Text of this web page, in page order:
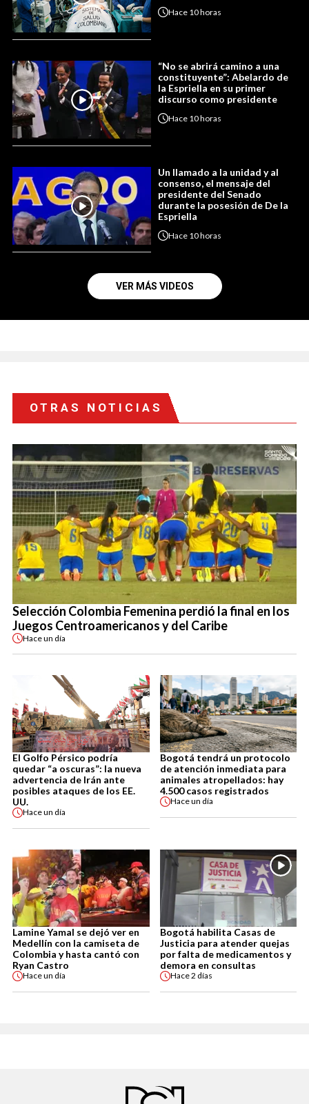
Hace 10 horas
“No se abrirá camino a una
constituyente”: Abelardo de
la Espriella en su primer
discurso como presidente
Hace 10 horas
Un llamado a la unidad y al
consenso, el mensaje del
presidente del Senado
durante la posesión de De la
Espriella
Hace 10 horas
VER MÁS VIDEOS
OTRAS NOTICIAS
Selección Colombia Femenina perdió la final en los
Juegos Centroamericanos y del Caribe
Haceun día
El Golfo Pérsico podría
quedar “a oscuras”: la nueva
advertencia de Irán ante
posibles ataques de los EE.
UU.
Haceun día
Bogotá tendrá un protocolo
de atención inmediata para
animales atropellados: hay
4.500 casos registrados
Haceun día
Lamine Yamal se dejó ver en
Medellín con la camiseta de
Colombia y hasta cantó con
Ryan Castro
Haceun día
Bogotá habilita Casas de
Justicia para atender quejas
por falta de medicamentos y
demora en consultas
Hace2 días